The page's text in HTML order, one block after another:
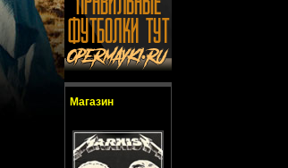
Магазин